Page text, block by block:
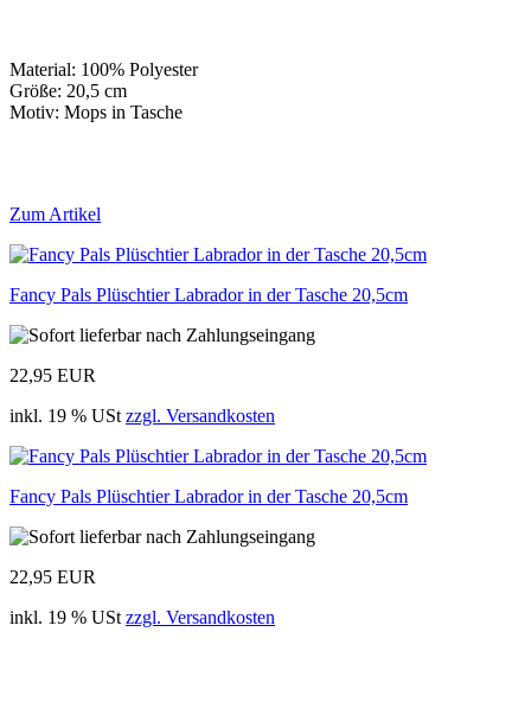
Material: 100% Polyester
Größe: 20,5 cm
Motiv: Mops in Tasche
Zum Artikel
Fancy Pals Plüschtier Labrador in der Tasche 20,5cm
22,95 EUR
inkl. 19 % USt zzgl. Versandkosten
Fancy Pals Plüschtier Labrador in der Tasche 20,5cm
22,95 EUR
inkl. 19 % USt zzgl. Versandkosten